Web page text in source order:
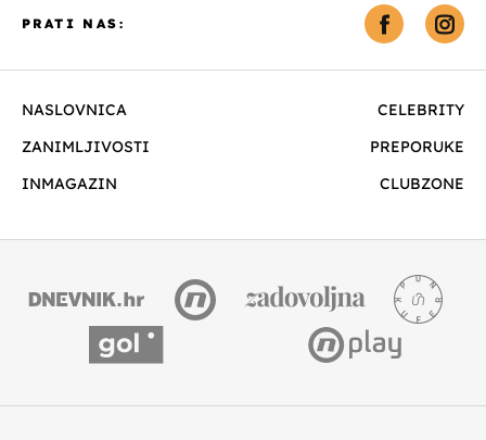
NASLOVNICA
CELEBRITY
ZANIMLJIVOSTI
PREPORUKE
INMAGAZIN
CLUBZONE
PRATI NAS: